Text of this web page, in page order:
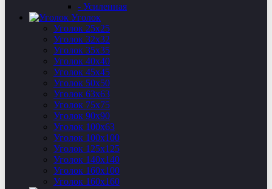
- Усиленная
Уголок
Уголок 25х25
Уголок 32х32
Уголок 35х35
Уголок 40х40
Уголок 45х45
Уголок 50х50
Уголок 63х63
Уголок 75х75
Уголок 90х90
Уголок 100х63
Уголок 100х100
Уголок 125х125
Уголок 140х140
Уголок 160х100
Уголок 160х160